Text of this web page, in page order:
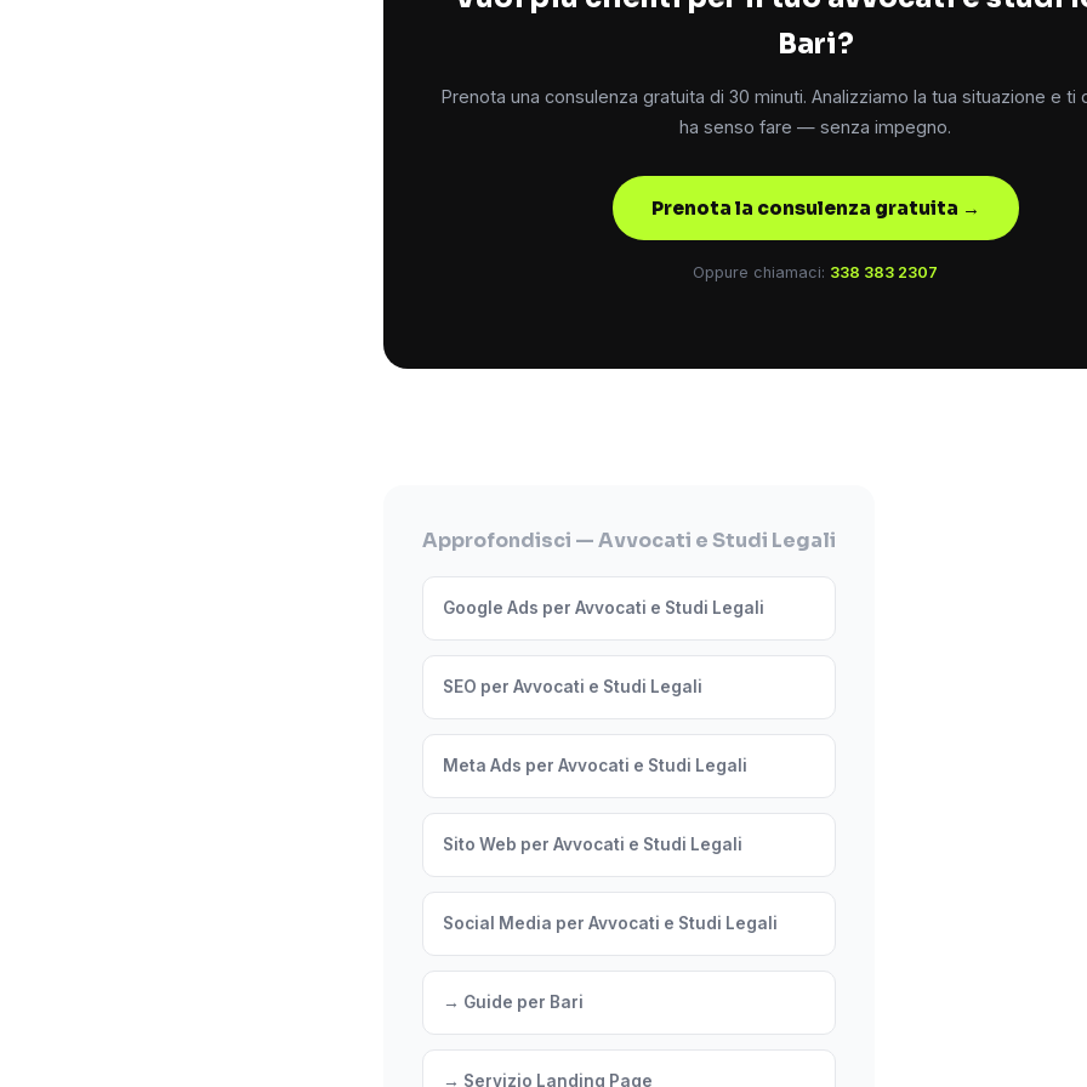
Bari?
Prenota una consulenza gratuita di 30 minuti. Analizziamo la tua situazione e ti
ha senso fare — senza impegno.
Prenota la consulenza gratuita →
Oppure chiamaci: 338 383 2307
Approfondisci — Avvocati e Studi Legali
Google Ads per Avvocati e Studi Legali
SEO per Avvocati e Studi Legali
Meta Ads per Avvocati e Studi Legali
Sito Web per Avvocati e Studi Legali
Social Media per Avvocati e Studi Legali
→ Guide per Bari
→ Servizio Landing Page